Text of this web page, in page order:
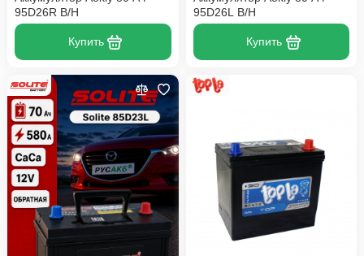
95D26R B/H
Купить
95D26L B/H
Купить